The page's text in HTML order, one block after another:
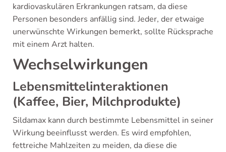
kardiovaskulären Erkrankungen ratsam, da diese
Personen besonders anfällig sind. Jeder, der etwaige
unerwünschte Wirkungen bemerkt, sollte Rücksprache
mit einem Arzt halten.
Wechselwirkungen
Lebensmittelinteraktionen
(Kaffee, Bier, Milchprodukte)
Sildamax kann durch bestimmte Lebensmittel in seiner
Wirkung beeinflusst werden. Es wird empfohlen,
fettreiche Mahlzeiten zu meiden, da diese die